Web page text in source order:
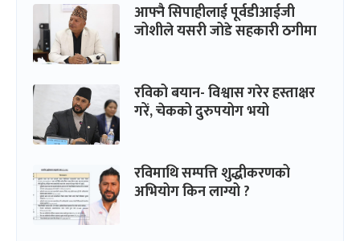
आफ्नै सिपाहीलाई पूर्वडीआईजी
जोशीले यसरी जोडे सहकारी ठगीमा
रविको बयान- विश्वास गरेर हस्ताक्षर
गरें, चेकको दुरुपयोग भयो
रविमाथि सम्पत्ति शुद्धीकरणको
अभियोग किन लाग्यो ?